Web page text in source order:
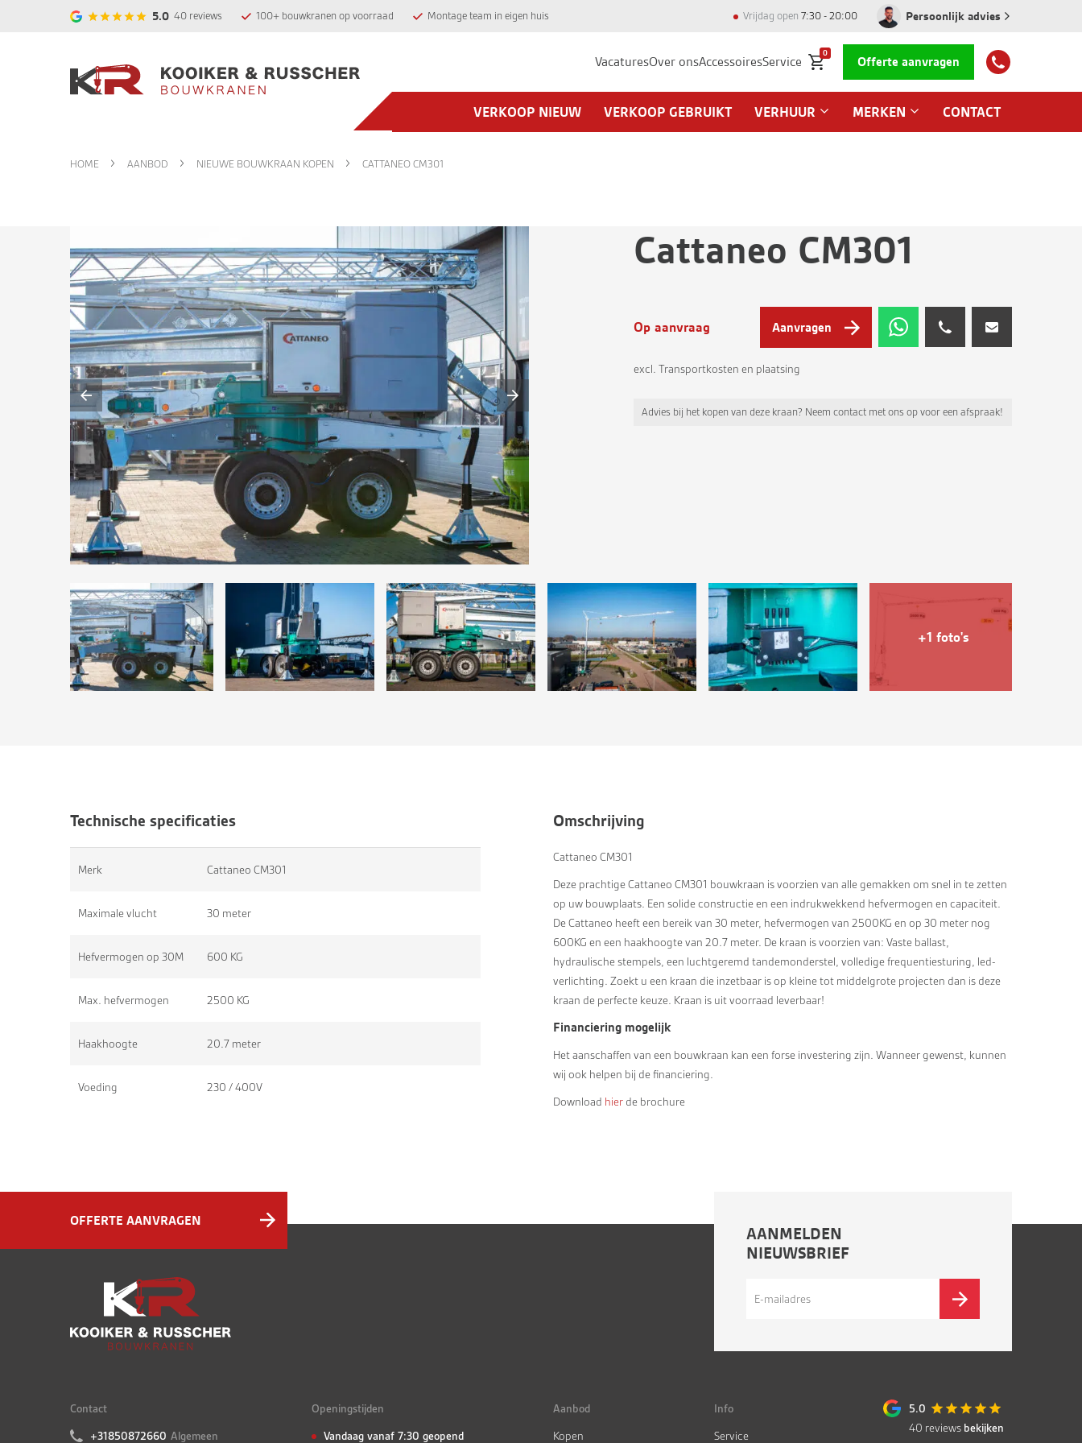
5.0 40 reviews 100+ bouwkranen op voorraad Montage team in eigen huis Vrijdag open 7:30 - 20:00 Persoonlijk advies
VacaturesOver onsAccessoiresService
0
Offerte aanvragen
VERKOOP NIEUW VERKOOP GEBRUIKT VERHUUR MERKEN CONTACT
HOME AANBOD NIEUWE BOUWKRAAN KOPEN CATTANEO CM301
Cattaneo CM301
Op aanvraag Aanvragen
excl. Transportkosten en plaatsing
Advies bij het kopen van deze kraan? Neem contact met ons op voor een afspraak!
+1 foto's
Technische specificaties
Merk Cattaneo CM301
Maximale vlucht 30 meter
Hefvermogen op 30M 600 KG
Max. hefvermogen 2500 KG
Haakhoogte 20.7 meter
Voeding 230 / 400V
Omschrijving
Cattaneo CM301
Deze prachtige Cattaneo CM301 bouwkraan is voorzien van alle gemakken om snel in te zetten
op uw bouwplaats. Een solide constructie en een indrukwekkend hefvermogen en capaciteit.
De Cattaneo heeft een bereik van 30 meter, hefvermogen van 2500KG en op 30 meter nog
600KG en een haakhoogte van 20.7 meter. De kraan is voorzien van: Vaste ballast,
hydraulische stempels, een luchtgeremd tandemonderstel, volledige frequentiesturing, led-
verlichting. Zoekt u een kraan die inzetbaar is op kleine tot middelgrote projecten dan is deze
kraan de perfecte keuze. Kraan is uit voorraad leverbaar!
Financiering mogelijk
Het aanschaffen van een bouwkraan kan een forse investering zijn. Wanneer gewenst, kunnen
wij ook helpen bij de financiering.
Download hier de brochure
OFFERTE AANVRAGEN
AANMELDEN
NIEUWSBRIEF
Contact
+31850872660 Algemeen
Openingstijden
Vandaag vanaf 7:30 geopend
Aanbod
Kopen
Info
Service
5.0
40 reviews bekijken